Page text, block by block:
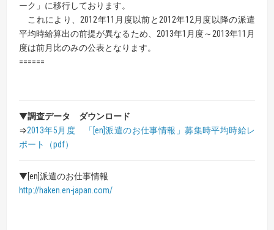
ーク」に移行しております。
これにより、2012年11月度以前と2012年12月度以降の派遣
平均時給算出の前提が異なるため、2013年1月度～2013年11月
度は前月比のみの公表となります。
======
▼調査データ ダウンロード
⇒2013年5月度 「[en]派遣のお仕事情報」募集時平均時給レ
ポート（pdf）
▼[en]派遣のお仕事情報
http://haken.en-japan.com/